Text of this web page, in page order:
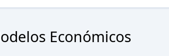
Económicos